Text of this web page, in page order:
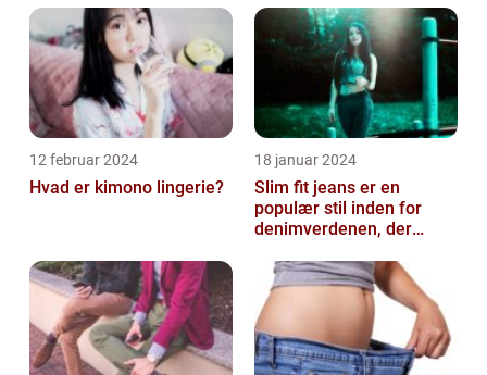
12 februar 2024
Hvad er kimono lingerie?
18 januar 2024
Slim fit jeans er en
populær stil inden for
denimverdenen, der
personer, der ønsk...